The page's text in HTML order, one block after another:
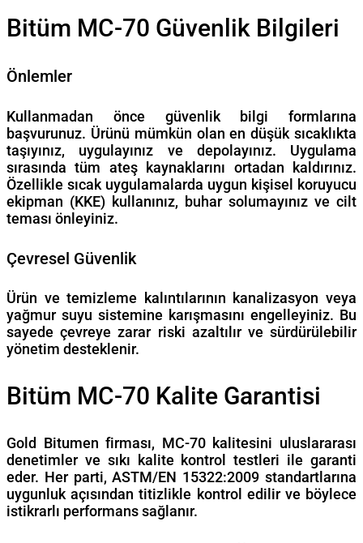
Bitüm MC-70 Güvenlik Bilgileri
Önlemler
Kullanmadan önce güvenlik bilgi formlarına
başvurunuz. Ürünü mümkün olan en düşük sıcaklıkta
taşıyınız, uygulayınız ve depolayınız. Uygulama
sırasında tüm ateş kaynaklarını ortadan kaldırınız.
Özellikle sıcak uygulamalarda uygun kişisel koruyucu
ekipman (KKE) kullanınız, buhar solumayınız ve cilt
teması önleyiniz.
Çevresel Güvenlik
Ürün ve temizleme kalıntılarının kanalizasyon veya
yağmur suyu sistemine karışmasını engelleyiniz. Bu
sayede çevreye zarar riski azaltılır ve sürdürülebilir
yönetim desteklenir.
Bitüm MC-70 Kalite Garantisi
Gold Bitumen firması, MC-70 kalitesini uluslararası
denetimler ve sıkı kalite kontrol testleri ile garanti
eder. Her parti, ASTM/EN 15322:2009 standartlarına
uygunluk açısından titizlikle kontrol edilir ve böylece
istikrarlı performans sağlanır.